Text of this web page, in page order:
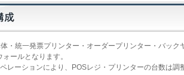
・統一発票プリンター・オーダープリンター・バック
ールとなります。
レーションにより、POSレジ・プリンターの台数は調